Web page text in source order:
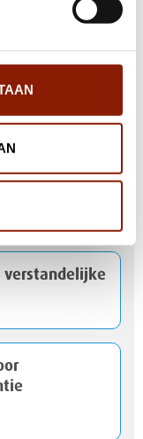
voor
verstandelijke